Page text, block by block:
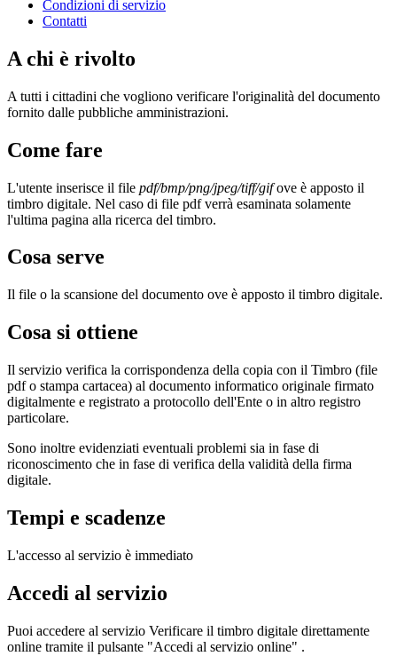
Condizioni di servizio
Contatti
A chi è rivolto
A tutti i cittadini che vogliono verificare l'originalità del documento
fornito dalle pubbliche amministrazioni.
Come fare
L'utente inserisce il file pdf/bmp/png/jpeg/tiff/gifove è apposto il
timbro digitale. Nel caso di file pdf verrà esaminata solamente
l'ultima pagina alla ricerca del timbro.
Cosa serve
Il file o la scansione del documento ove è apposto il timbro digitale.
Cosa si ottiene
Il servizio verifica la corrispondenza della copia con il Timbro (file
pdf o stampa cartacea) al documento informatico originale firmato
digitalmente e registrato a protocollo dell'Ente o in altro registro
particolare.
Sono inoltre evidenziati eventuali problemi sia in fase di
riconoscimento che in fase di verifica della validità della firma
digitale.
Tempi e scadenze
L'accesso al servizio è immediato
Accedi al servizio
Puoi accedere al servizio Verificare il timbro digitale direttamente
online tramite il pulsante "Accedi al servizio online" .